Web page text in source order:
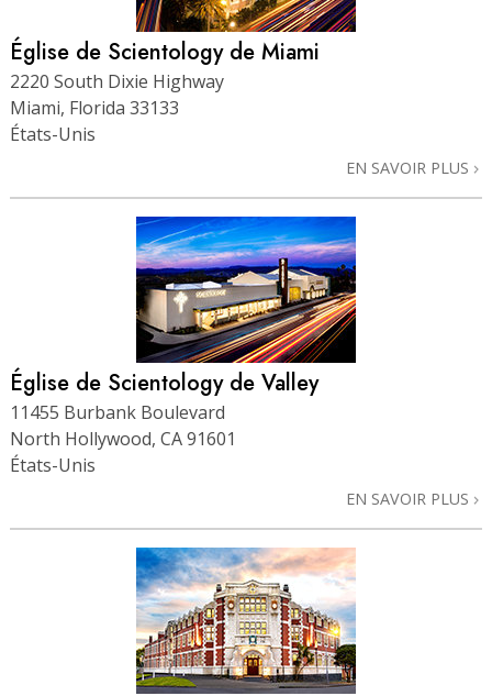
Église de Scientology de Miami
2220 South Dixie Highway
Miami, Florida 33133
États-Unis
EN SAVOIR PLUS
Église de Scientology de Valley
11455 Burbank Boulevard
North Hollywood, CA 91601
États-Unis
EN SAVOIR PLUS